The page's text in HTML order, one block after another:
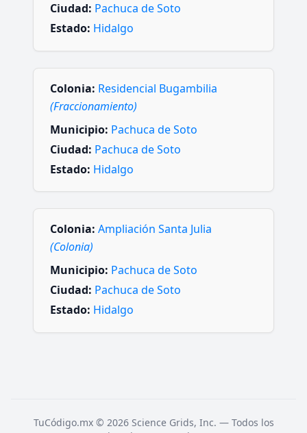
Ciudad: Pachuca de Soto
Estado: Hidalgo
Colonia: Residencial Bugambilia
(Fraccionamiento)
Municipio: Pachuca de Soto
Ciudad: Pachuca de Soto
Estado: Hidalgo
Colonia: Ampliación Santa Julia
(Colonia)
Municipio: Pachuca de Soto
Ciudad: Pachuca de Soto
Estado: Hidalgo
TuCódigo.mx © 2026 Science Grids, Inc. — Todos los